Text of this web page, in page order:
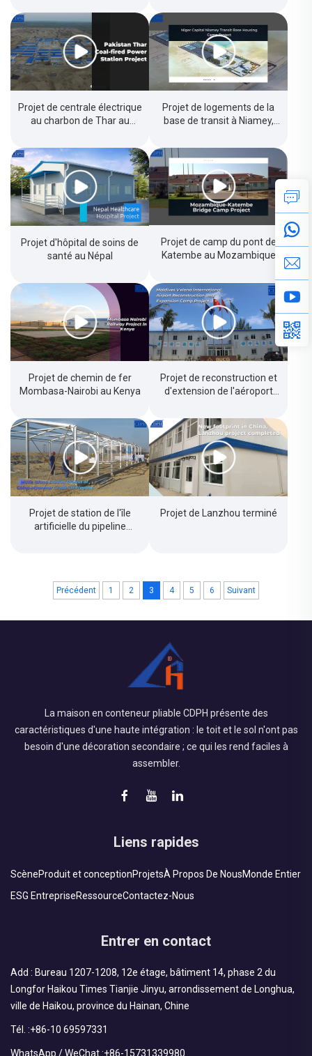
Nouvelle-Guinée
Projet de centrale électrique
au charbon de Thar au
Projet de logements de la
base de transit à Niamey,
Projet d'hôpital de soins de
santé au Népal
Projet de camp du pont de
Katembe au Mozambique
Projet de chemin de fer
Mombasa-Nairobi au Kenya
Projet de reconstruction et
d'extension de l'aéroport
Maldives
Projet de station de l'île
artificielle du pipeline
Projet de Lanzhou terminé
Précédent 1 2 3 4 5 6 Suivant
La maison en conteneur pliable CDPH présente des
caractéristiques d'une haute intégration : le toit et le sol n'ont pas
besoin d'une décoration secondaire ; ce qui les rend faciles à
assembler.
Liens rapides
ScèneProduit et conceptionProjetsÀ Propos De NousMonde Entier
ESG EntrepriseRessourceContactez-Nous
Entrer en contact
Add : Bureau 1207-1208, 12e étage, bâtiment 14, phase 2 du
Longfor Haikou Times Tianjie Jinyu, arrondissement de Longhua,
ville de Haikou, province du Hainan, Chine
Tél. :+86-10 69597331
WhatsApp / WeChat :+86-15731339980